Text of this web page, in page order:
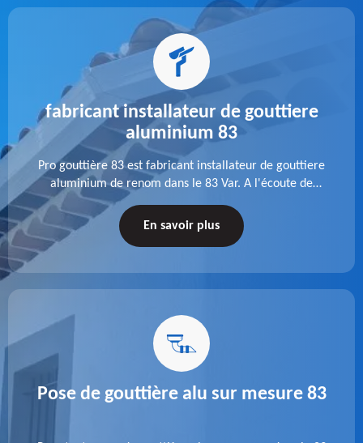
fabricant installateur de gouttiere
aluminium 83
Pro gouttière 83 est fabricant installateur de gouttiere
aluminium de renom dans le 83 Var. A l'écoute de
chaque besoin, notre équipe veille à réaliser des
gouttières performantes, durables et à la hauteur de
En savoir plus
Pose de gouttière alu sur mesure 83